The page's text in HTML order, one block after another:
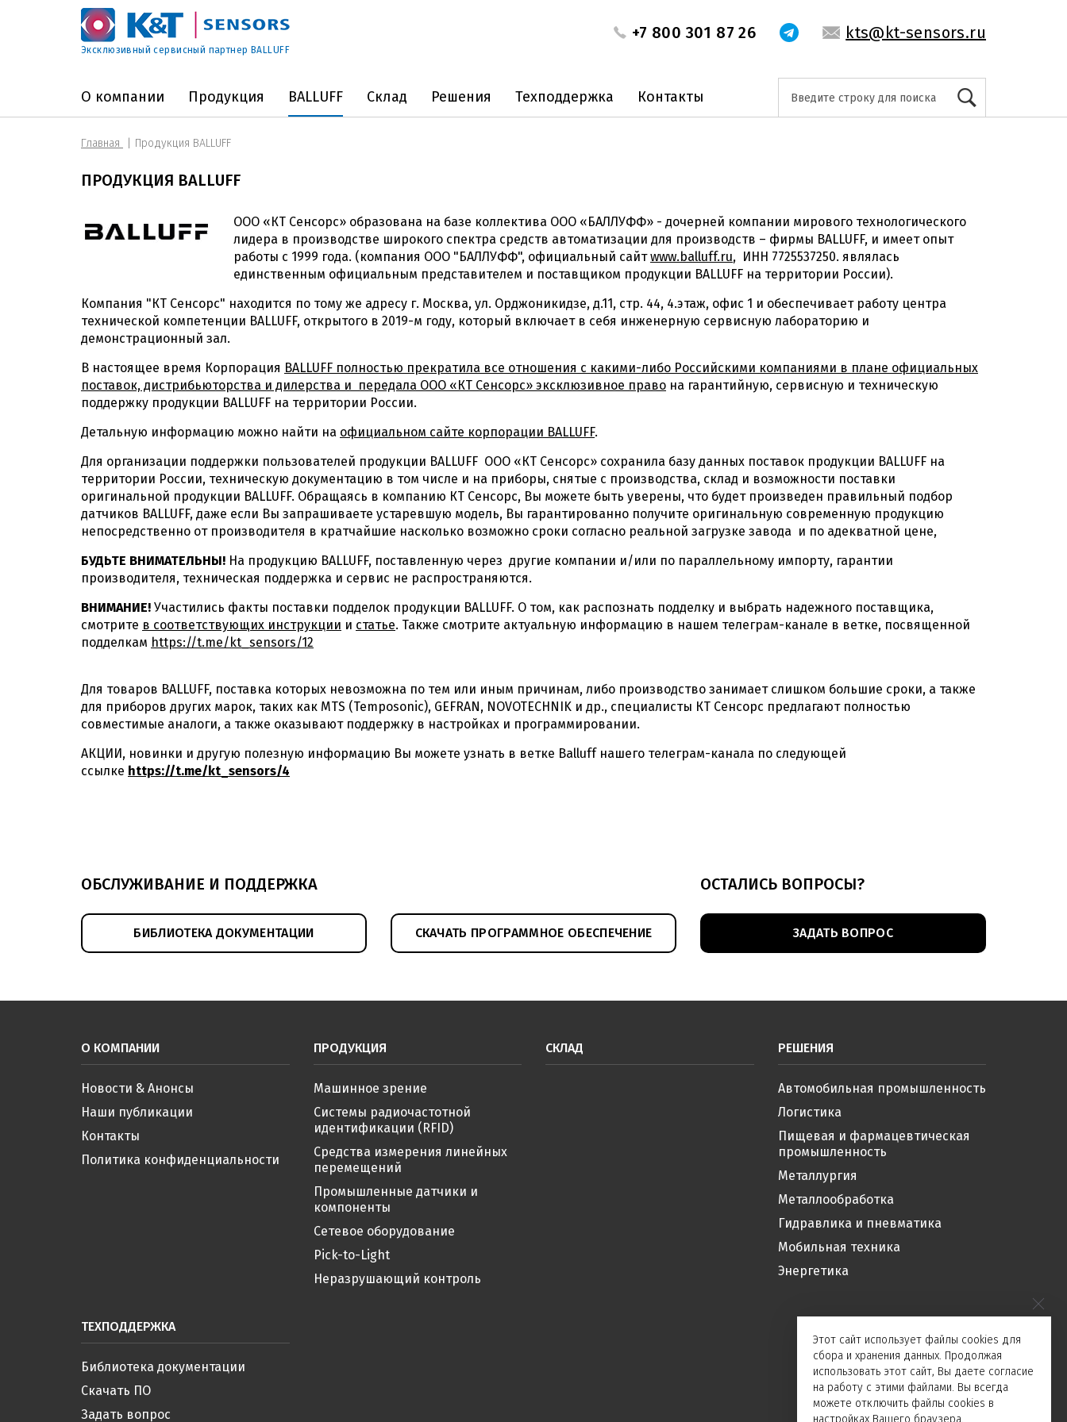
Эксклюзивный сервисный партнер BALLUFF
+7 800 301 87 26 kts@kt-sensors.ru
О компании Продукция BALLUFF Склад Решения Техподдержка Контакты
Главная Продукция BALLUFF
ПРОДУКЦИЯ BALLUFF
ООО «КТ Сенсорс» образована на базе коллектива ООО «БАЛЛУФФ» - дочерней компании мирового технологического
лидера в производстве широкого спектра средств автоматизации для производств – фирмы BALLUFF, и имеет опыт
работы с 1999 года. (компания ООО "БАЛЛУФФ", официальный сайтwww.balluff.ru, ИНН 7725537250. являлась
единственным официальным представителем и поставщиком продукции BALLUFF на территории России).
Компания "КТ Сенсорс" находится по тому же адресу г. Москва, ул. Орджоникидзе, д.11, стр. 44, 4.этаж, офис 1 и обеспечивает работу центра
технической компетенции BALLUFF, открытого в 2019-м году, который включает в себя инженерную сервисную лабораторию и
демонстрационный зал.
В настоящее время Корпорация BALLUFF полностью прекратила все отношения с какими-либо Российскими компаниями в плане официальных
поставок, дистрибьюторства и дилерства и передала ООО «КТ Сенсорс» эксклюзивное право на гарантийную, сервисную и техническую
поддержку продукции BALLUFF на территории России.
Детальную информацию можно найти на официальном сайте корпорации BALLUFF.
Для организации поддержки пользователей продукции BALLUFF ООО «КТ Сенсорс» сохранила базу данных поставок продукции BALLUFF на
территории России, техническую документацию в том числе и на приборы, снятые с производства, склад и возможности поставки
оригинальной продукции BALLUFF. Обращаясь в компанию КТ Сенсорс, Вы можете быть уверены, что будет произведен правильный подбор
датчиков BALLUFF, даже если Вы запрашиваете устаревшую модель, Вы гарантированно получите оригинальную современную продукцию
непосредственно от производителя в кратчайшие насколько возможно сроки согласно реальной загрузке завода и по адекватной цене,
БУДЬТЕ ВНИМАТЕЛЬНЫ! На продукцию BALLUFF, поставленную через другие компании и/или по параллельному импорту, гарантии
производителя, техническая поддержка и сервис не распространяются.
ВНИМАНИЕ! Участились факты поставки подделок продукции BALLUFF. О том, как распознать подделку и выбрать надежного поставщика,
смотрите в соответствующих инструкции и статье. Также смотрите актуальную информацию в нашем телеграм-канале в ветке, посвященной
подделкам https://t.me/kt_sensors/12
Для товаров BALLUFF, поставка которых невозможна по тем или иным причинам, либо производство занимает слишком большие сроки, а также
для приборов других марок, таких как MTS (Temposonic), GEFRAN, NOVOTECHNIK и др., специалисты КТ Сенсорс предлагают полностью
совместимые аналоги, а также оказывают поддержку в настройках и программировании.
АКЦИИ, новинки и другую полезную информацию Вы можете узнать в ветке Balluff нашего телеграм-канала по следующей
ссылке https://t.me/kt_sensors/4
ОБСЛУЖИВАНИЕ И ПОДДЕРЖКА
БИБЛИОТЕКА ДОКУМЕНТАЦИИ СКАЧАТЬ ПРОГРАММНОЕ ОБЕСПЕЧЕНИЕ
ОСТАЛИСЬ ВОПРОСЫ?
ЗАДАТЬ ВОПРОС
О КОМПАНИИ
Новости & Анонсы
Наши публикации
Контакты
Политика конфиденциальности
ПРОДУКЦИЯ
Машинное зрение
Системы радиочастотной
идентификации (RFID)
Средства измерения линейных
перемещений
Промышленные датчики и
компоненты
Сетевое оборудование
Pick-to-Light
Неразрушающий контроль
СКЛАД РЕШЕНИЯ
Автомобильная промышленность
Логистика
Пищевая и фармацевтическая
промышленность
Металлургия
Металлообработка
Гидравлика и пневматика
Мобильная техника
Энергетика
ТЕХПОДДЕРЖКА
Библиотека документации
Скачать ПО
Задать вопрос
Этот сайт использует файлы cookies для
сбора и хранения данных. Продолжая
использовать этот сайт, Вы даете согласие
на работу с этими файлами. Вы всегда
можете отключить файлы cookies в
настройках Вашего браузера.